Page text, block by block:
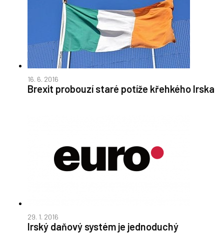
16. 6. 2016
Brexit probouzí staré potíže křehkého Irska
29. 1. 2016
Irský daňový systém je jednoduchý